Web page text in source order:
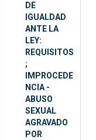
DE
IGUALDAD
ANTE LA
LEY:
REQUISITOS
;
IMPROCEDE
NCIA -
ABUSO
SEXUAL
AGRAVADO
POR